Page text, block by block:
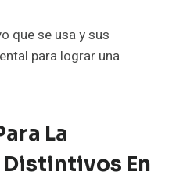
que se usa y sus
para lograr una
La
En